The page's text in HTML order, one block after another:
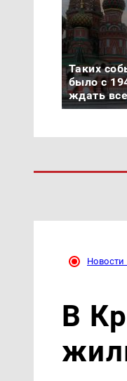
Таких
было с
ждать
В